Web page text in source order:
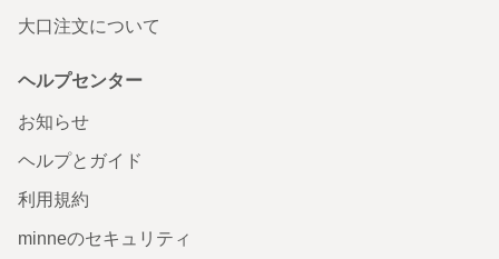
大口注文について
ヘルプセンター
お知らせ
ヘルプとガイド
利用規約
minneのセキュリティ